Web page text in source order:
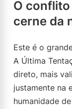
O
cerne da
Este é o
A Última
direto, mais
justamente na
humanidade